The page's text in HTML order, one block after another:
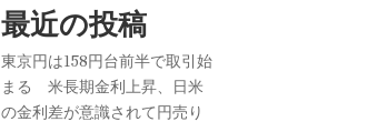
最近の投稿
東京円は158円台前半で取引始
まる 米長期金利上昇、日米
の金利差が意識されて円売り